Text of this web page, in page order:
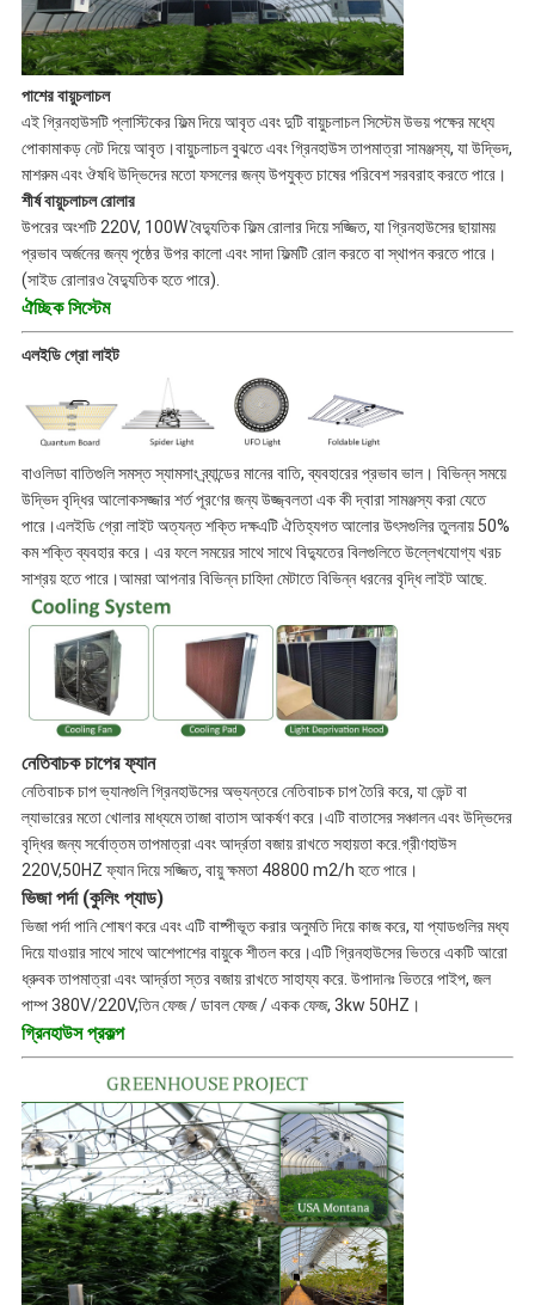
পাশের বায়ুচলাচল
এই গ্রিনহাউসটি প্লাস্টিকের ফিল্ম দিয়ে আবৃত এবং দুটি বায়ুচলাচল সিস্টেম উভয় পক্ষের মধ্যে
পোকামাকড় নেট দিয়ে আবৃত।বায়ুচলাচল বুঝতে এবং গ্রিনহাউস তাপমাত্রা সামঞ্জস্য, যা উদ্ভিদ,
মাশরুম এবং ঔষধি উদ্ভিদের মতো ফসলের জন্য উপযুক্ত চাষের পরিবেশ সরবরাহ করতে পারে।
শীর্ষ বায়ুচলাচল রোলার
উপরের অংশটি 220V, 100W বৈদ্যুতিক ফিল্ম রোলার দিয়ে সজ্জিত, যা গ্রিনহাউসের ছায়াময়
প্রভাব অর্জনের জন্য পৃষ্ঠের উপর কালো এবং সাদা ফিল্মটি রোল করতে বা স্থাপন করতে পারে।
(সাইড রোলারও বৈদ্যুতিক হতে পারে).
ঐচ্ছিক সিস্টেম
এলইডি গ্রো লাইট
বাওলিডা বাতিগুলি সমস্ত স্যামসাং ব্র্যান্ডের মানের বাতি, ব্যবহারের প্রভাব ভাল। বিভিন্ন সময়ে
উদ্ভিদ বৃদ্ধির আলোকসজ্জার শর্ত পূরণের জন্য উজ্জ্বলতা এক কী দ্বারা সামঞ্জস্য করা যেতে
পারে।এলইডি গ্রো লাইট অত্যন্ত শক্তি দক্ষএটি ঐতিহ্যগত আলোর উৎসগুলির তুলনায় 50%
কম শক্তি ব্যবহার করে। এর ফলে সময়ের সাথে সাথে বিদ্যুতের বিলগুলিতে উল্লেখযোগ্য খরচ
সাশ্রয় হতে পারে।আমরা আপনার বিভিন্ন চাহিদা মেটাতে বিভিন্ন ধরনের বৃদ্ধি লাইট আছে.
নেতিবাচক চাপের ফ্যান
নেতিবাচক চাপ ভ্যানগুলি গ্রিনহাউসের অভ্যন্তরে নেতিবাচক চাপ তৈরি করে, যা ভেন্ট বা
ল্যাভারের মতো খোলার মাধ্যমে তাজা বাতাস আকর্ষণ করে।এটি বাতাসের সঞ্চালন এবং উদ্ভিদের
বৃদ্ধির জন্য সর্বোত্তম তাপমাত্রা এবং আর্দ্রতা বজায় রাখতে সহায়তা করে.গ্রীণহাউস
220V,50HZ ফ্যান দিয়ে সজ্জিত, বায়ু ক্ষমতা 48800 m2/h হতে পারে।
ভিজা পর্দা (কুলিং প্যাড)
ভিজা পর্দা পানি শোষণ করে এবং এটি বাষ্পীভূত করার অনুমতি দিয়ে কাজ করে, যা প্যাডগুলির মধ্য
দিয়ে যাওয়ার সাথে সাথে আশেপাশের বায়ুকে শীতল করে।এটি গ্রিনহাউসের ভিতরে একটি আরো
ধ্রুবক তাপমাত্রা এবং আর্দ্রতা স্তর বজায় রাখতে সাহায্য করে. উপাদানঃ ভিতরে পাইপ, জল
পাম্প 380V/220V,তিন ফেজ / ডাবল ফেজ / একক ফেজ, 3kw 50HZ।
গ্রিনহাউস প্রকল্প